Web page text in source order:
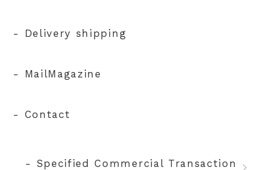
- Delivery shipping
- MailMagazine
- Contact
- Specified Commercial Transaction